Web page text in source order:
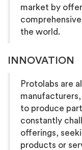
market by
the world.
INNOVATION
Protolabs are
to produce
constantly
offerings,
products or